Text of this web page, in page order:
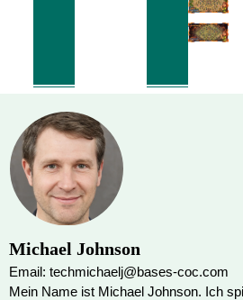
Michael Johnson
Email: techmichaelj@bases-coc.com
Mein Name ist Michael Johnson. Ich